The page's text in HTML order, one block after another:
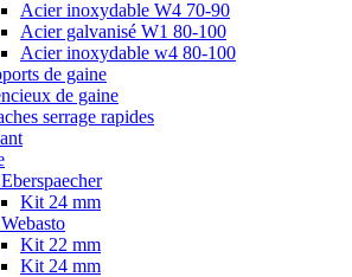
Acier inoxydable W4 70-90
Acier galvanisé W1 80-100
Acier inoxydable w4 80-100
de gaine
de gaine
serrage rapides
Kit 24 mm
Kit 22 mm
Kit 24 mm